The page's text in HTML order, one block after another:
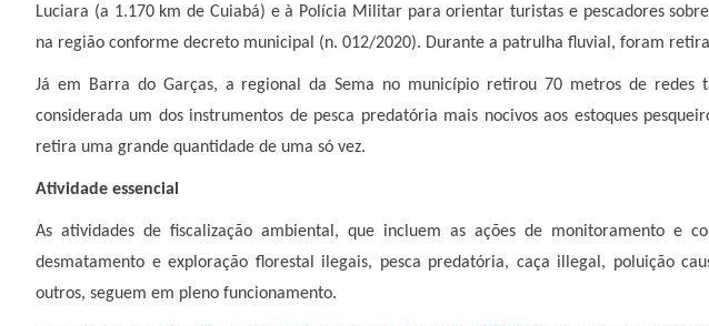
Luciara (a 1.170 km de Cuiabá) e à Polícia Militar para orientar turistas e pescadores
na região conforme decreto municipal (n. 012/2020). Durante a patrulha fluvial, foram
Já em Barra do Garças, a regional da Sema no município retirou 70 metros de redes
considerada um dos instrumentos de pesca predatória mais nocivos aos estoques
retira uma grande quantidade de uma só vez.
Atividade essencial
As atividades de fiscalização ambiental, que incluem as ações de monitoramento e
desmatamento e exploração florestal ilegais, pesca predatória, caça illegal, poluição
outros, seguem em pleno funcionamento.